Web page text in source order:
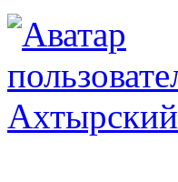
Ахтырский